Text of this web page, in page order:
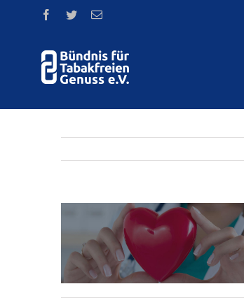
Facebook
TwitterEmail